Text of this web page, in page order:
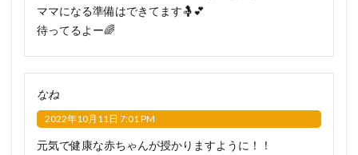
ママになる準備はできてます🤱💕
待ってるよー🌈
なね
2022年10月11日 7:01 PM
元気で健康な赤ちゃんが授かりますように！！